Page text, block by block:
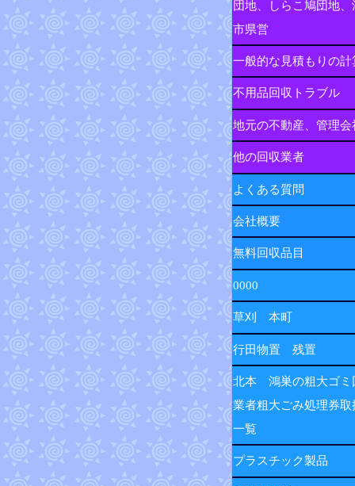
団地、しらこ鳩団地、
市県営
一般的な見積もりの計
不用品回収トラブル
地元の不動産、管理会
他の回収業者
よくある質問
会社概要
無料回収品目
0000
草刈 本町
行田物置 残置
北本 鴻巣の粗大ゴミ
業者粗大ごみ処理券取
一覧
プラスチック製品